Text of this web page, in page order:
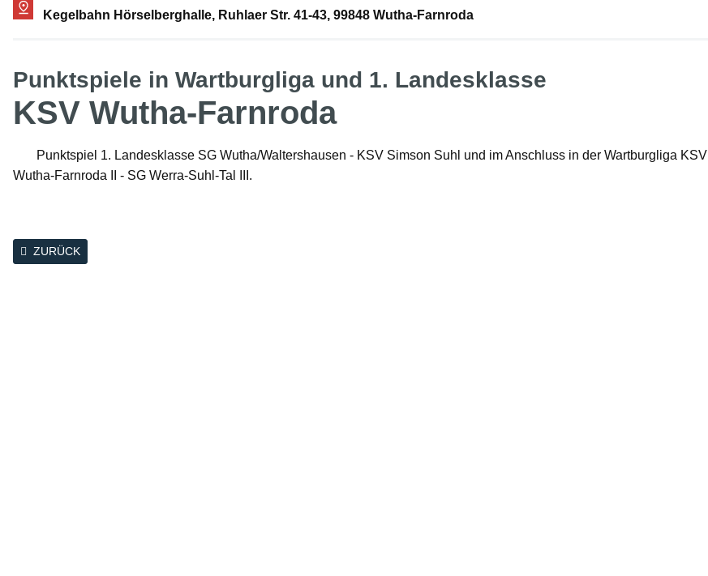
Kegelbahn Hörselberghalle, Ruhlaer Str. 41-43, 99848 Wutha-Farnroda
Punktspiele in Wartburgliga und 1. Landesklasse
KSV Wutha-Farnroda
Punktspiel 1. Landesklasse SG Wutha/Waltershausen - KSV Simson Suhl und im Anschluss in der Wartburgliga KSV
Wutha-Farnroda II - SG Werra-Suhl-Tal III.
ZURÜCK